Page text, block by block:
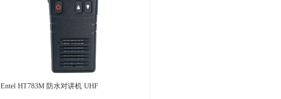
Entel HT783M 防水对讲机 UHF